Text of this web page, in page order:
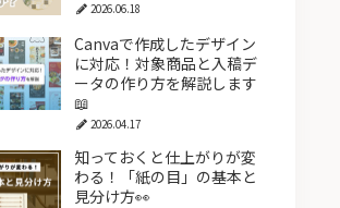
2026.06.18
Canvaで作成したデザイン
に対応！対象商品と入稿デ
ータの作り方を解説します
📖
2026.04.17
知っておくと仕上がりが変
わる！「紙の目」の基本と
見分け方👀